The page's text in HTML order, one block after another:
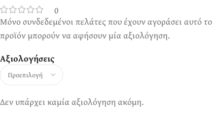
0
Αξιολογήσεις
Δεν υπάρχει καμία αξιολόγηση ακόμη.
Μόνο συνδεδεμένοι πελάτες που έχουν αγοράσει αυτό το
προϊόν μπορούν να αφήσουν μία αξιολόγηση.